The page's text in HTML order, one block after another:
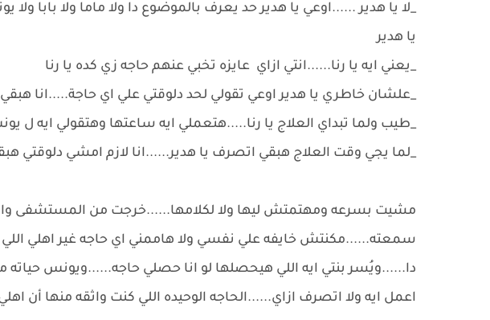
_لا يا هدير ......اوعي يا هدير حد يعرف بالموضوع دا ولا ماما ولا بابا
يا هدير
_يعني ايه يا رنا......انتي ازاي عايزه تخبي عنهم حاجه زي كده يا رنا
_علشان خاطري يا هدير اوعي تقولي لحد دلوقتي علي اي حاجة.....انا
_طيب ولما تبداي العلاج يا رنا.....هتعملي ايه ساعتها وهتقولي ايه ل
_لما يجي وقت العلاج هبقي اتصرف يا هدير......انا لازم امشي دلوقتي
مشيت بسرعه ومهتمتش ليها ولا لكلامها......خرجت من المستشفى
سمعته......مكنتش خايفه علي نفسي ولا هاممني اي حاجه غير اهلي اللي
دا......ويُسر بنتي ايه اللي هيحصلها لو انا حصلي حاجه......ويونس
اعمل ايه ولا اتصرف ازاي......الحاجه الوحيده اللي كنت واثقه منها أن